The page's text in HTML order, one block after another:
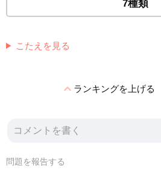
7種類
こたえを見る
expand_lessランキングを上げる
問題を報告する